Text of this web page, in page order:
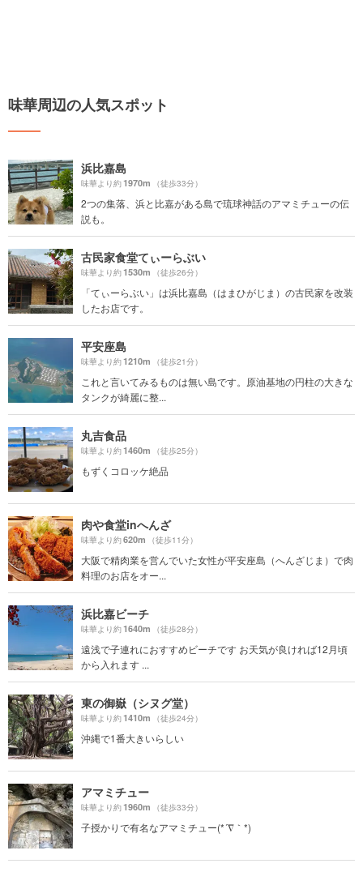
味華周辺の人気スポット
浜比嘉島
味華より約1970m （徒歩33分）
2つの集落、浜と比嘉がある島で琉球神話のアマミチューの伝
説も。
古民家食堂てぃーらぶい
味華より約1530m （徒歩26分）
「てぃーらぶい」は浜比嘉島（はまひがじま）の古民家を改装
したお店です。
平安座島
味華より約1210m （徒歩21分）
これと言いてみるものは無い島です。原油基地の円柱の大きな
タンクが綺麗に整...
丸吉食品
味華より約1460m （徒歩25分）
もずくコロッケ絶品
肉や食堂inへんざ
味華より約620m （徒歩11分）
大阪で精肉業を営んでいた女性が平安座島（へんざじま）で肉
料理のお店をオー...
浜比嘉ビーチ
味華より約1640m （徒歩28分）
遠浅で子連れにおすすめビーチです お天気が良ければ12月頃
から入れます ...
東の御嶽（シヌグ堂）
味華より約1410m （徒歩24分）
沖縄で1番大きいらしい
アマミチュー
味華より約1960m （徒歩33分）
子授かりで有名なアマミチュー(*´∇｀*)